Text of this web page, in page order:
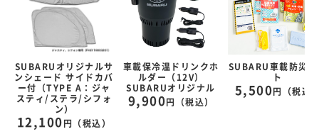
SUBARUオリジナルサ
ンシェード サイドカバ
ー付（TYPE A：ジャ
スティ/ステラ/シフォ
ン）
12,100 円（税込）
車載保冷温ドリンクホ
ルダー（12V）
SUBARUオリジナル
9,900 円（税込）
SUBARU車載防災セ
ト
5,500 円（税込